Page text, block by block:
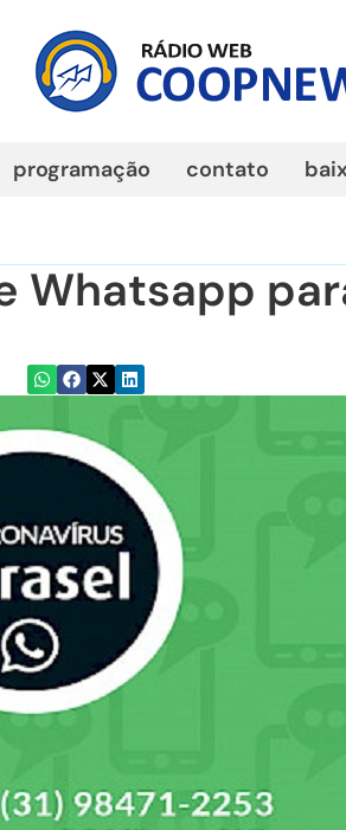
programação contato
Whatsapp